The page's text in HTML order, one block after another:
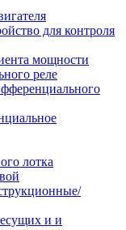
для контроля
мощности
реле
лотка
и и